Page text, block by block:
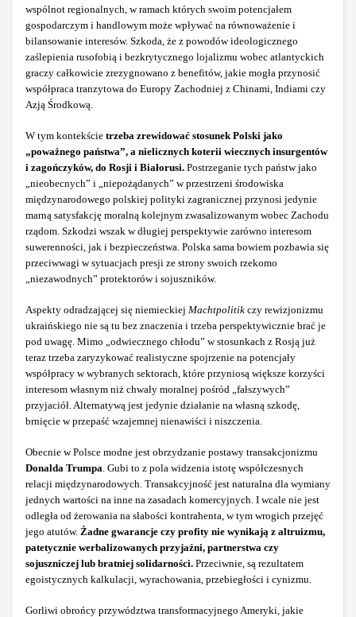
wspólnot regionalnych, w ramach których swoim potencjałem
gospodarczym i handlowym może wpływać na równoważenie i
bilansowanie interesów. Szkoda, że z powodów ideologicznego
zaślepienia rusofobią i bezkrytycznego lojalizmu wobec atlantyckich
graczy całkowicie zrezygnowano z benefitów, jakie mogła przynosić
współpraca tranzytowa do Europy Zachodniej z Chinami, Indiami czy
Azją Środkową.
W tym kontekście trzeba zrewidować stosunek Polski jako
„poważnego państwa”, a nielicznych koterii wiecznych insurgentów
i zagończyków, do Rosji i Białorusi. Postrzeganie tych państw jako
„nieobecnych” i „niepożądanych” w przestrzeni środowiska
międzynarodowego polskiej polityki zagranicznej przynosi jedynie
marną satysfakcję moralną kolejnym zwasalizowanym wobec Zachodu
rządom. Szkodzi wszak w długiej perspektywie zarówno interesom
suwerenności, jak i bezpieczeństwa. Polska sama bowiem pozbawia się
przeciwwagi w sytuacjach presji ze strony swoich rzekomo
„niezawodnych” protektorów i sojuszników.
Aspekty odradzającej się niemieckiej Machtpolitik czy rewizjonizmu
ukraińskiego nie są tu bez znaczenia i trzeba perspektywicznie brać je
pod uwagę. Mimo „odwiecznego chłodu” w stosunkach z Rosją już
teraz trzeba zaryzykować realistyczne spojrzenie na potencjały
współpracy w wybranych sektorach, które przyniosą większe korzyści
interesom własnym niż chwały moralnej pośród „fałszywych”
przyjaciół. Alternatywą jest jedynie działanie na własną szkodę,
brnięcie w przepaść wzajemnej nienawiści i niszczenia.
Obecnie w Polsce modne jest obrzydzanie postawy transakcjonizmu
Donalda Trumpa . Gubi to z pola widzenia istotę współczesnych
relacji międzynarodowych. Transakcyjność jest naturalna dla wymiany
jednych wartości na inne na zasadach komercyjnych. I wcale nie jest
odległa od żerowania na słabości kontrahenta, w tym wrogich przejęć
jego atutów. Żadne gwarancje czy profity nie wynikają z altruizmu,
patetycznie werbalizowanych przyjaźni, partnerstwa czy
sojuszniczej lub bratniej solidarności. Przeciwnie, są rezultatem
egoistycznych kalkulacji, wyrachowania, przebiegłości i cynizmu.
Gorliwi obrońcy przywództwa transformacyjnego Ameryki, jakie